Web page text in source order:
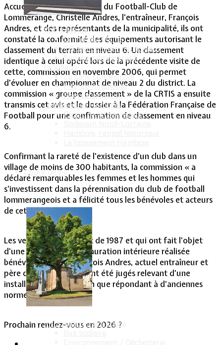
Votre Mairie
Le mot du Maire
CR des conseils municipaux
Service administratif
Le Village
La salle communale
Intercommunalité
Plan de situation
Lotissement Hambois
Projet de lotissements
Cadre de vie
Informations pratiques
Accueillis par la présidente du Football-Club de
Lommerange, Christelle Andres, l’entraîneur, François
Andres, et des représentants de la municipalité, ils ont
constaté la conformité des équipements autorisant le
classement du terrain en niveau 6. Un classement
identique à celui opéré lors de la précédente visite de
cette, commission en novembre 2006, qui permet
d’évoluer en championnat de niveau 2 du district. La
commission « groupe classement » de la CRTIS a ensuite
transmis cet avis et le dossier à la Fédération Française de
Football pour une confirmation de classement en niveau
6.
Confirmant la rareté de l’existence d’un club dans un
village de moins de 300 habitants, la commission « a
déclaré remarquables les femmes et les hommes qui
s’investissent dans la pérennisation du club de football
lommerangeois et a félicité tous les bénévoles et acteurs
de cette vaillance ».
Les vestiaires qui datent de 1987 et qui ont fait l’objet
d’une remarquable restauration intérieure réalisée
bénévolement par François Andres, actuel entraîneur et
père de la présidente, ont été jugés relevant d’une
installation correcte bien que répondant à d’anciennes
normes.
Prochain rendez-vous en 2026 ?